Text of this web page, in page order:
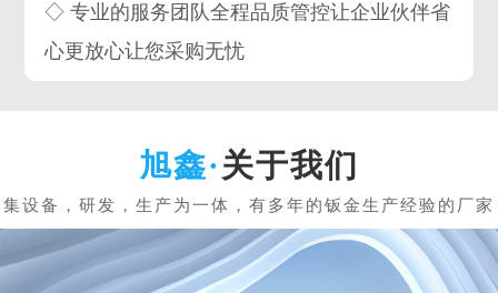
◇ 专业的服务团队全程品质管控让企业伙伴省
心更放心让您采购无忧
关于我们